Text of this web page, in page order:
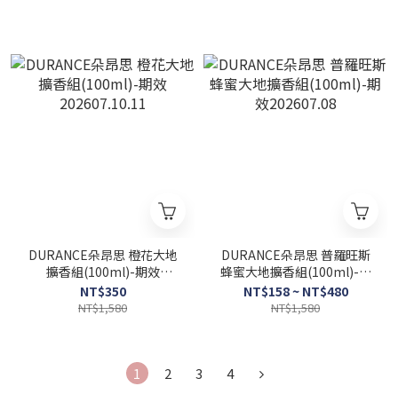
DURANCE朵昂思 橙花大地
擴香組(100ml)-期效
202607.10.11
NT$350
NT$1,580
DURANCE朵昂思 普羅旺斯
蜂蜜大地擴香組(100ml)-期
效202607.08
NT$158 ~ NT$480
NT$1,580
1 2 3 4